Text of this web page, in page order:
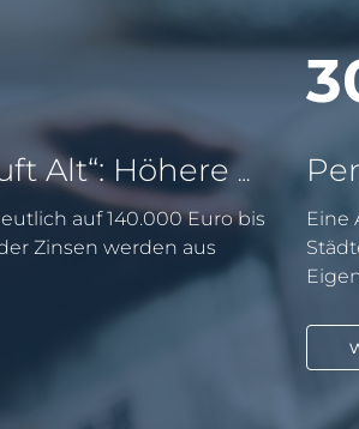
KfW-Förderung „Jung kauft Alt“: Höhere Kredite ab August 2026
auf 140.000 Euro bis
Zinsen werden aus
Eine